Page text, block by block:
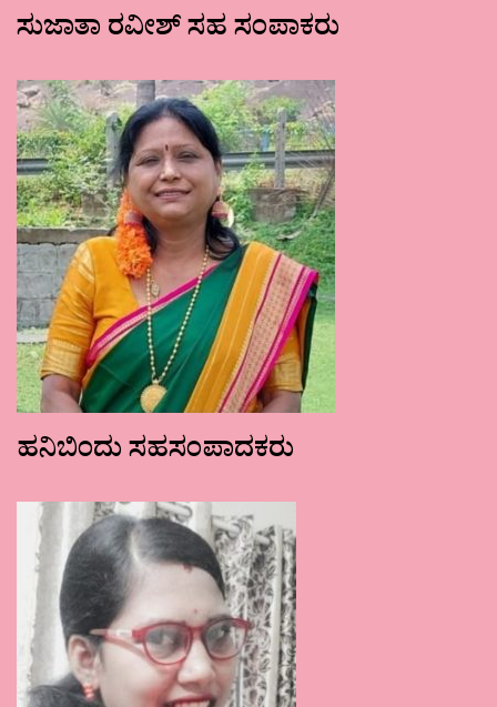
ಸುಜಾತಾ ರವೀಶ್ ಸಹ ಸಂಪಾಕರು
ಹನಿಬಿಂದು ಸಹಸಂಪಾದಕರು